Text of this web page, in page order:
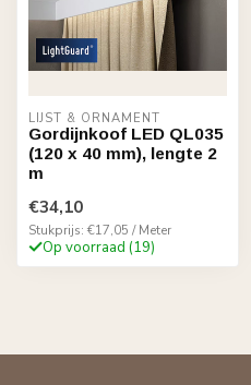
LIJST & ORNAMENT
Gordijnkoof LED QL035
(120 x 40 mm), lengte 2
m
€34,10
Stukprijs: €17,05 / Meter
Op voorraad (19)